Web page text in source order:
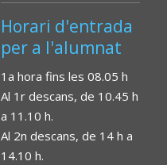
Horari d'entrada
per a l'alumnat
1a hora fins les 08.05 h
Al 1r descans, de 10.45 h
a 11.10 h.
Al 2n descans, de 14 h a
14.10 h.